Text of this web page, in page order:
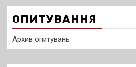
ОПИТУВАННЯ
Архив опитувань